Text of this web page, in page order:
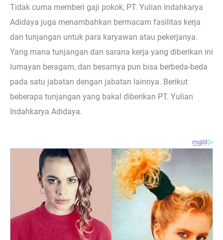
Tidak cuma memberi gaji pokok, PT. Yulian Indahkarya
Adidaya juga menambahkan bermacam fasilitas kerja
dan tunjangan untuk para karyawan atau pekerjanya.
Yang mana tunjangan dan sarana kerja yang diberikan ini
lumayan beragam, dan besarnya pun bisa berbeda-beda
pada satu jabatan dengan jabatan lainnya. Berikut
beberapa tunjangan yang bakal diberikan PT. Yulian
Indahkarya Adidaya.